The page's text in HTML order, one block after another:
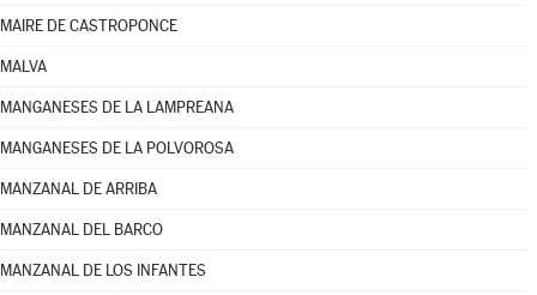
MAIRE DE CASTROPONCE
MALVA
MANGANESES DE LA LAMPREANA
MANGANESES DE LA POLVOROSA
MANZANAL DE ARRIBA
MANZANAL DEL BARCO
MANZANAL DE LOS INFANTES